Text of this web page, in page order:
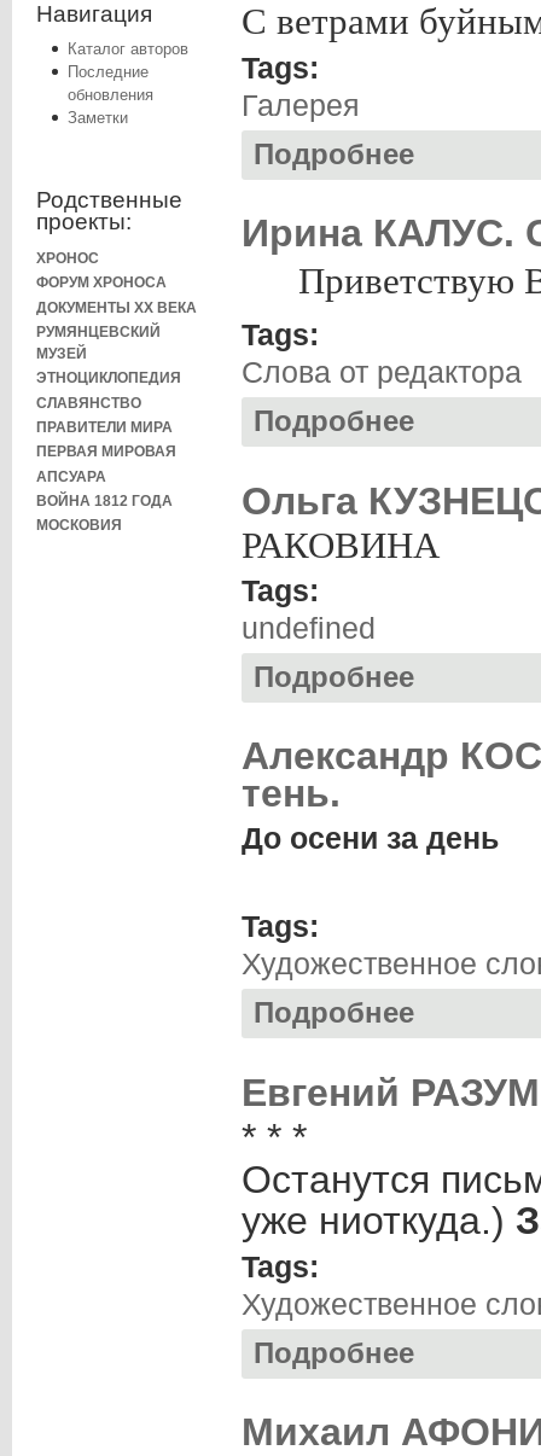
Навигация
Каталог авторов
Последние
обновления
Заметки
Родственные
проекты:
ХРОНОС
ФОРУМ ХРОНОСА
ДОКУМЕНТЫ XX ВЕКА
РУМЯНЦЕВСКИЙ
МУЗЕЙ
ЭТНОЦИКЛОПЕДИЯ
СЛАВЯНСТВО
ПРАВИТЕЛИ МИРА
ПЕРВАЯ МИРОВАЯ
АПСУАРА
ВОЙНА 1812 ГОДА
МОСКОВИЯ
С ветрами
Tags:
Галерея
Подробнее
Ирина КАЛУС.
Приветствую
Tags:
Слова от редактора
Подробнее
Ольга
РАКОВИНА
Tags:
undefined
Подробнее
Александр
тень.
До осени за день
Tags:
Художественное
Подробнее
Евгений
* * *
Останутся
уже ниоткуда.)
Tags:
Художественное
Подробнее
Михаил